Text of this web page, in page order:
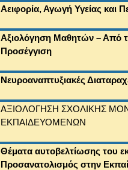
Αειφορία, Αγωγή Υγείας και
Αξιολόγηση Μαθητών – Από
Προσέγγιση
Νευροαναπτυξιακές
ΑΞΙΟΛΟΓΗΣΗ ΣΧΟΛΙΚΗΣ
ΕΚΠΑΙΔΕΥΟΜΕΝΩΝ
Θέματα αυτοβελτίωσης του
Προσανατολισμός στην